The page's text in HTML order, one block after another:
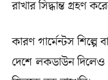
রাখার সিদ্ধান্ত গ্রহণ
কারণ গার্মেন্টস শিল্পে
দেশে লকডাউন দিলেও